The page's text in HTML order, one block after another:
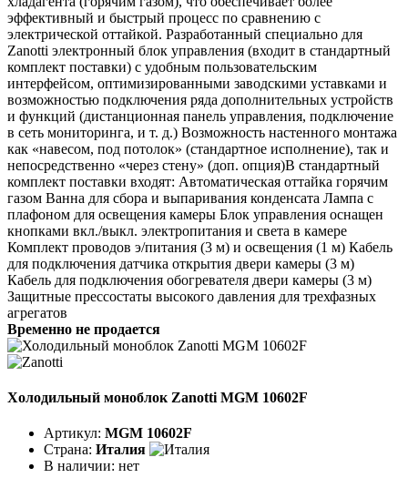
эффективный и быстрый процесс по сравнению с
электрической оттайкой. Разработанный специально для
Zanotti электронный блок управления (входит в стандартный
комплект поставки) с удобным пользовательским
интерфейсом, оптимизированными заводскими уставками и
возможностью подключения ряда дополнительных устройств
и функций (дистанционная панель управления, подключение
в сеть мониторинга, и т. д.) Возможность настенного монтажа
как «навесом, под потолок» (стандартное исполнение), так и
непосредственно «через стену» (доп. опция)В стандартный
комплект поставки входят: Автоматическая оттайка горячим
газом Ванна для сбора и выпаривания конденсата Лампа с
плафоном для освещения камеры Блок управления оснащен
кнопками вкл./выкл. электропитания и света в камере
Комплект проводов э/питания (3 м) и освещения (1 м) Кабель
для подключения датчика открытия двери камеры (3 м)
Кабель для подключения обогревателя двери камеры (3 м)
Защитные прессостаты высокого давления для трехфазных
агрегатов
Временно не продается
Холодильный моноблок Zanotti MGM 10602F
Артикул: MGM 10602F
Страна: Италия
В наличии: нет